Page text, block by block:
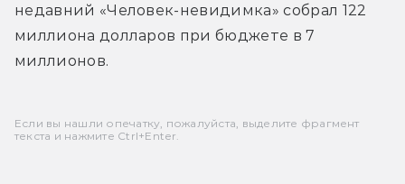
недавний «Человек-невидимка» собрал 122
миллиона долларов при бюджете в 7
миллионов.
Если вы нашли опечатку, пожалуйста, выделите фрагмент
текста и нажмите Ctrl+Enter.